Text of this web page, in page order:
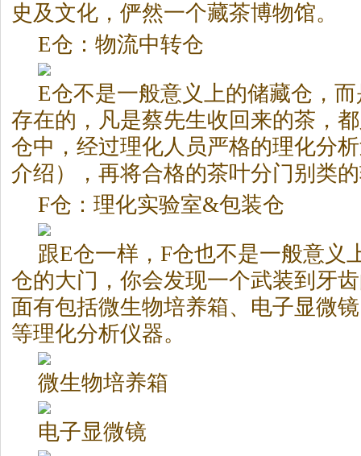
史及文化，俨然一个藏茶博物馆。
E仓：物流中转仓
E仓不是一般意义上的储藏仓，
存在的，凡是蔡先生收回来的茶，
仓中，经过理化人员严格的理化分
介绍），再将合格的茶叶分门别类
F仓：理化实验室&包装仓
跟E仓一样，F仓也不是一般意义
仓的大门，你会发现一个武装到牙
面有包括微生物培养箱、电子显微
等理化分析仪器。
微生物培养箱
电子显微镜